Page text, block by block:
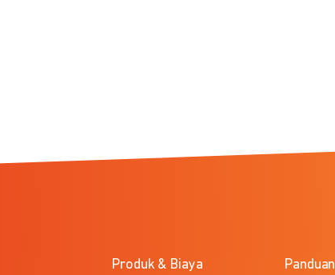
Produk & Biaya Panduan